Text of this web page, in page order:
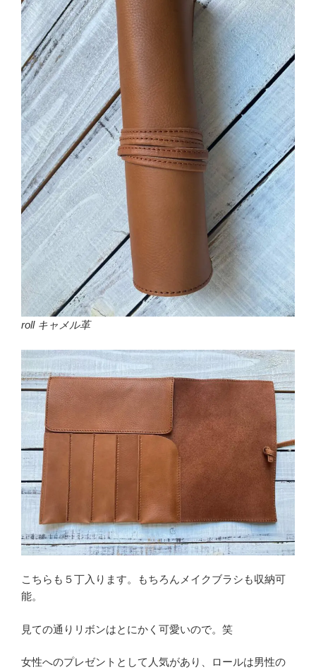
roll キャメル革
こちらも５丁入ります。もちろんメイクブラシも収納可
能。
見ての通りリボンはとにかく可愛いので。笑
女性へのプレゼントとして人気があり、ロールは男性の